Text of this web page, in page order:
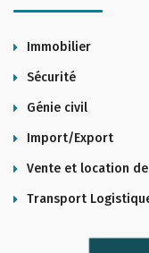
Immobilier
Sécurité
Génie civil
Import/Export
Vente et location
Transport